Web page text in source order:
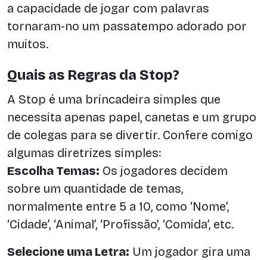
a capacidade de jogar com palavras
tornaram-no um passatempo adorado por
muitos.
Quais as Regras da Stop?
A Stop é uma brincadeira simples que
necessita apenas papel, canetas e um grupo
de colegas para se divertir. Confere comigo
algumas diretrizes simples:
Escolha Temas: Os jogadores decidem
sobre um quantidade de temas,
normalmente entre 5 a 10, como ‘Nome’,
‘Cidade’, ‘Animal’, ‘Profissão’, ‘Comida’, etc.
Selecione uma Letra: Um jogador gira uma